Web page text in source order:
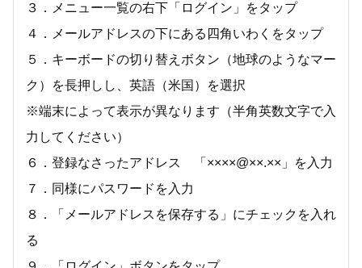
３．メニュー一覧の右下「ログイン」をタップ
４．メールアドレスの下にある四角いわくをタップ
５．キーボードの切り替えボタン（地球のようなマー
ク）を長押しし、英語（米国）を選択
※端末によって表示が異なります（半角英数文字で入
力してください）
６．登録なさったアドレス 「××××@××.××」を入力
７．同様にパスワードを入力
８．「メールアドレスを保存する」にチェックを入れ
る